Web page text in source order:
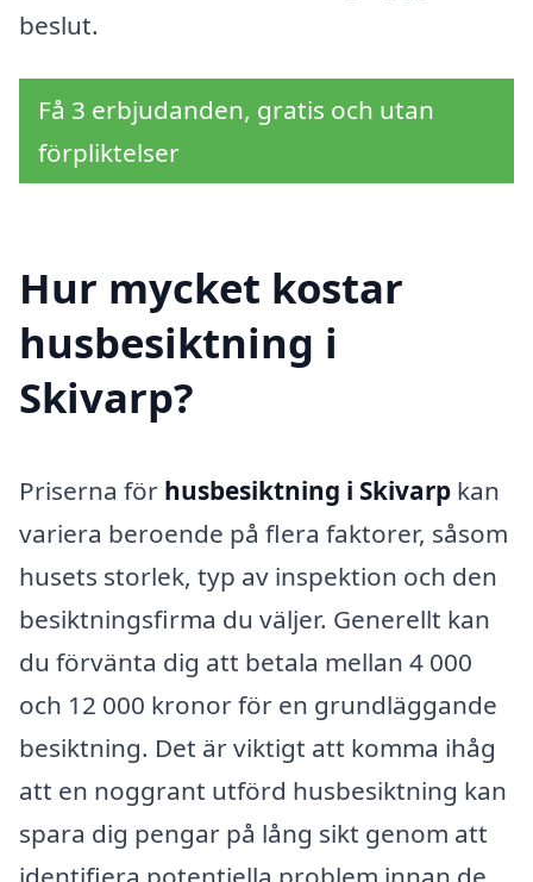
beslut.
Få 3 erbjudanden, gratis och utan
förpliktelser
Hur mycket kostar
husbesiktning i
Skivarp?
Priserna för husbesiktning i Skivarp kan
variera beroende på flera faktorer, såsom
husets storlek, typ av inspektion och den
besiktningsfirma du väljer. Generellt kan
du förvänta dig att betala mellan 4 000
och 12 000 kronor för en grundläggande
besiktning. Det är viktigt att komma ihåg
att en noggrant utförd husbesiktning kan
spara dig pengar på lång sikt genom att